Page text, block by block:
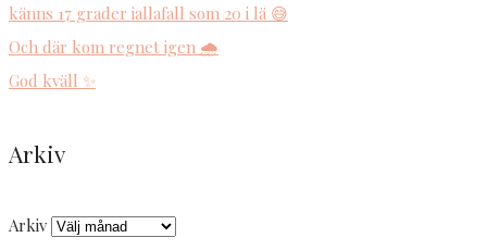
känns 17 grader iallafall som 20 i lä 😅
Och där kom regnet igen 🌧️
God kväll ✨
Arkiv
Arkiv